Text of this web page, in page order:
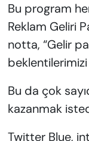
Bu program
Reklam Geliri
notta, “Gelir
beklentilerimizi
Bu da çok
kazanmak
Twitter Blue,